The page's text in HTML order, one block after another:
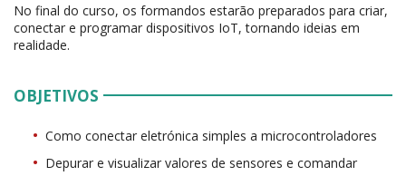
No final do curso, os formandos estarão preparados para criar,
conectar e programar dispositivos IoT, tornando ideias em
realidade.
OBJETIVOS
Como conectar eletrónica simples a microcontroladores
Depurar e visualizar valores de sensores e comandar